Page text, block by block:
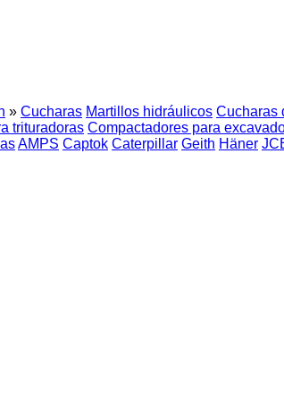
» Cucharas Martillos hidráulicos Cucharas
trituradoras Compactadores para
AMPS Captok Caterpillar Geith Häner